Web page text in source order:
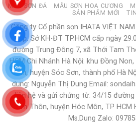
MẪU SƠN ĐÁ MẪU SƠN HOA CƯƠNG
SẢN PHẨM MỚI
Công ty Cổ phần sơn IHATA VIỆT
cấp: Sở KH-ĐT TP.HCM cấp ngày
đường Trung Đông 7, xã Thới Tam
HCM Chi Nhánh Hà Nội: khu Đồng
Dân, huyện Sóc Sơn, thành phố Hà
dung: Nguyễn Thị Dung Email:
liên hệ và gửi chứng từ: 34/15
Tam Thôn, huyện Hóc Môn, TP HCM
Ms.Dung Zalo: